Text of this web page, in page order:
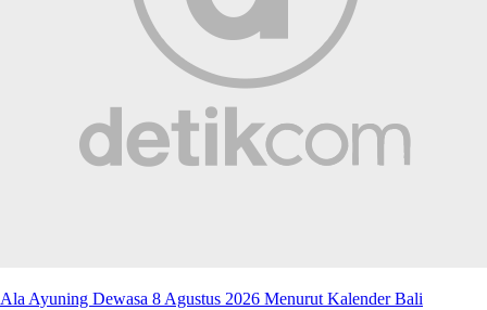
Ala Ayuning Dewasa 8 Agustus 2026 Menurut Kalender Bali